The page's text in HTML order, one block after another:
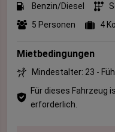
Benzin/Diesel
5 Personen
4
Mietbedingungen
Mindestalter: 23 -
Für dieses Fahrzeug
erforderlich.